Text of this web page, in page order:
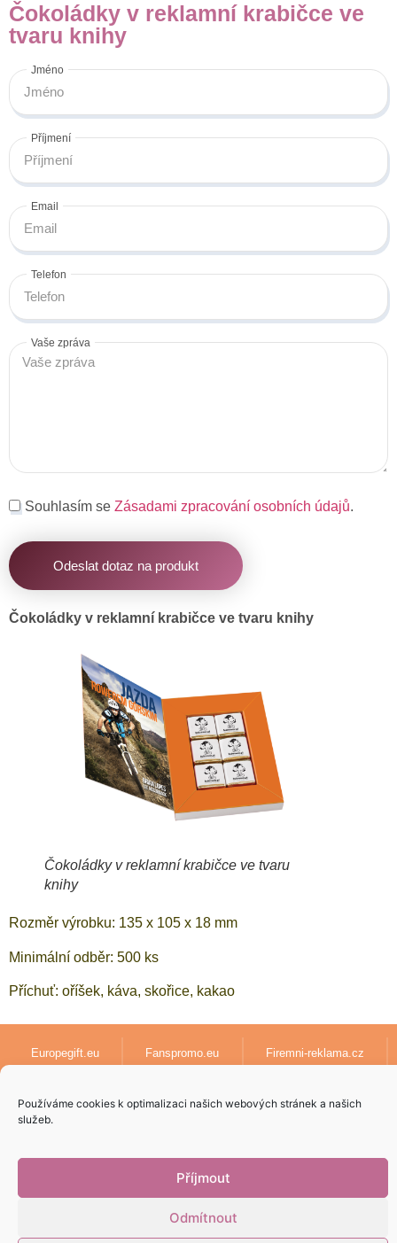
Používáme cookies k optimalizaci našich webových stránek a našich
služeb.
Příjmout
Odmítnout
Čokoládky v reklamní krabičce ve
tvaru knihy
Jméno
Příjmení
Email
Telefon
Vaše zpráva
Souhlasím se Zásadami zpracování osobních údajů.
Odeslat dotaz na produkt
Čokoládky v reklamní krabičce ve tvaru knihy
Čokoládky v reklamní krabičce ve tvaru
knihy
Rozměr výrobku: 135 x 105 x 18 mm
Minimální odběr: 500 ks
Příchuť: oříšek, káva, skořice, kakao
Europegift.eu Fanspromo.eu Firemni-reklama.cz